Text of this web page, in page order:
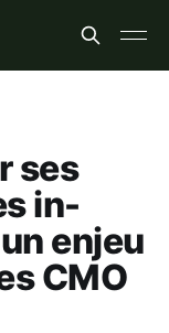
ses
in-
enjeu
CMO